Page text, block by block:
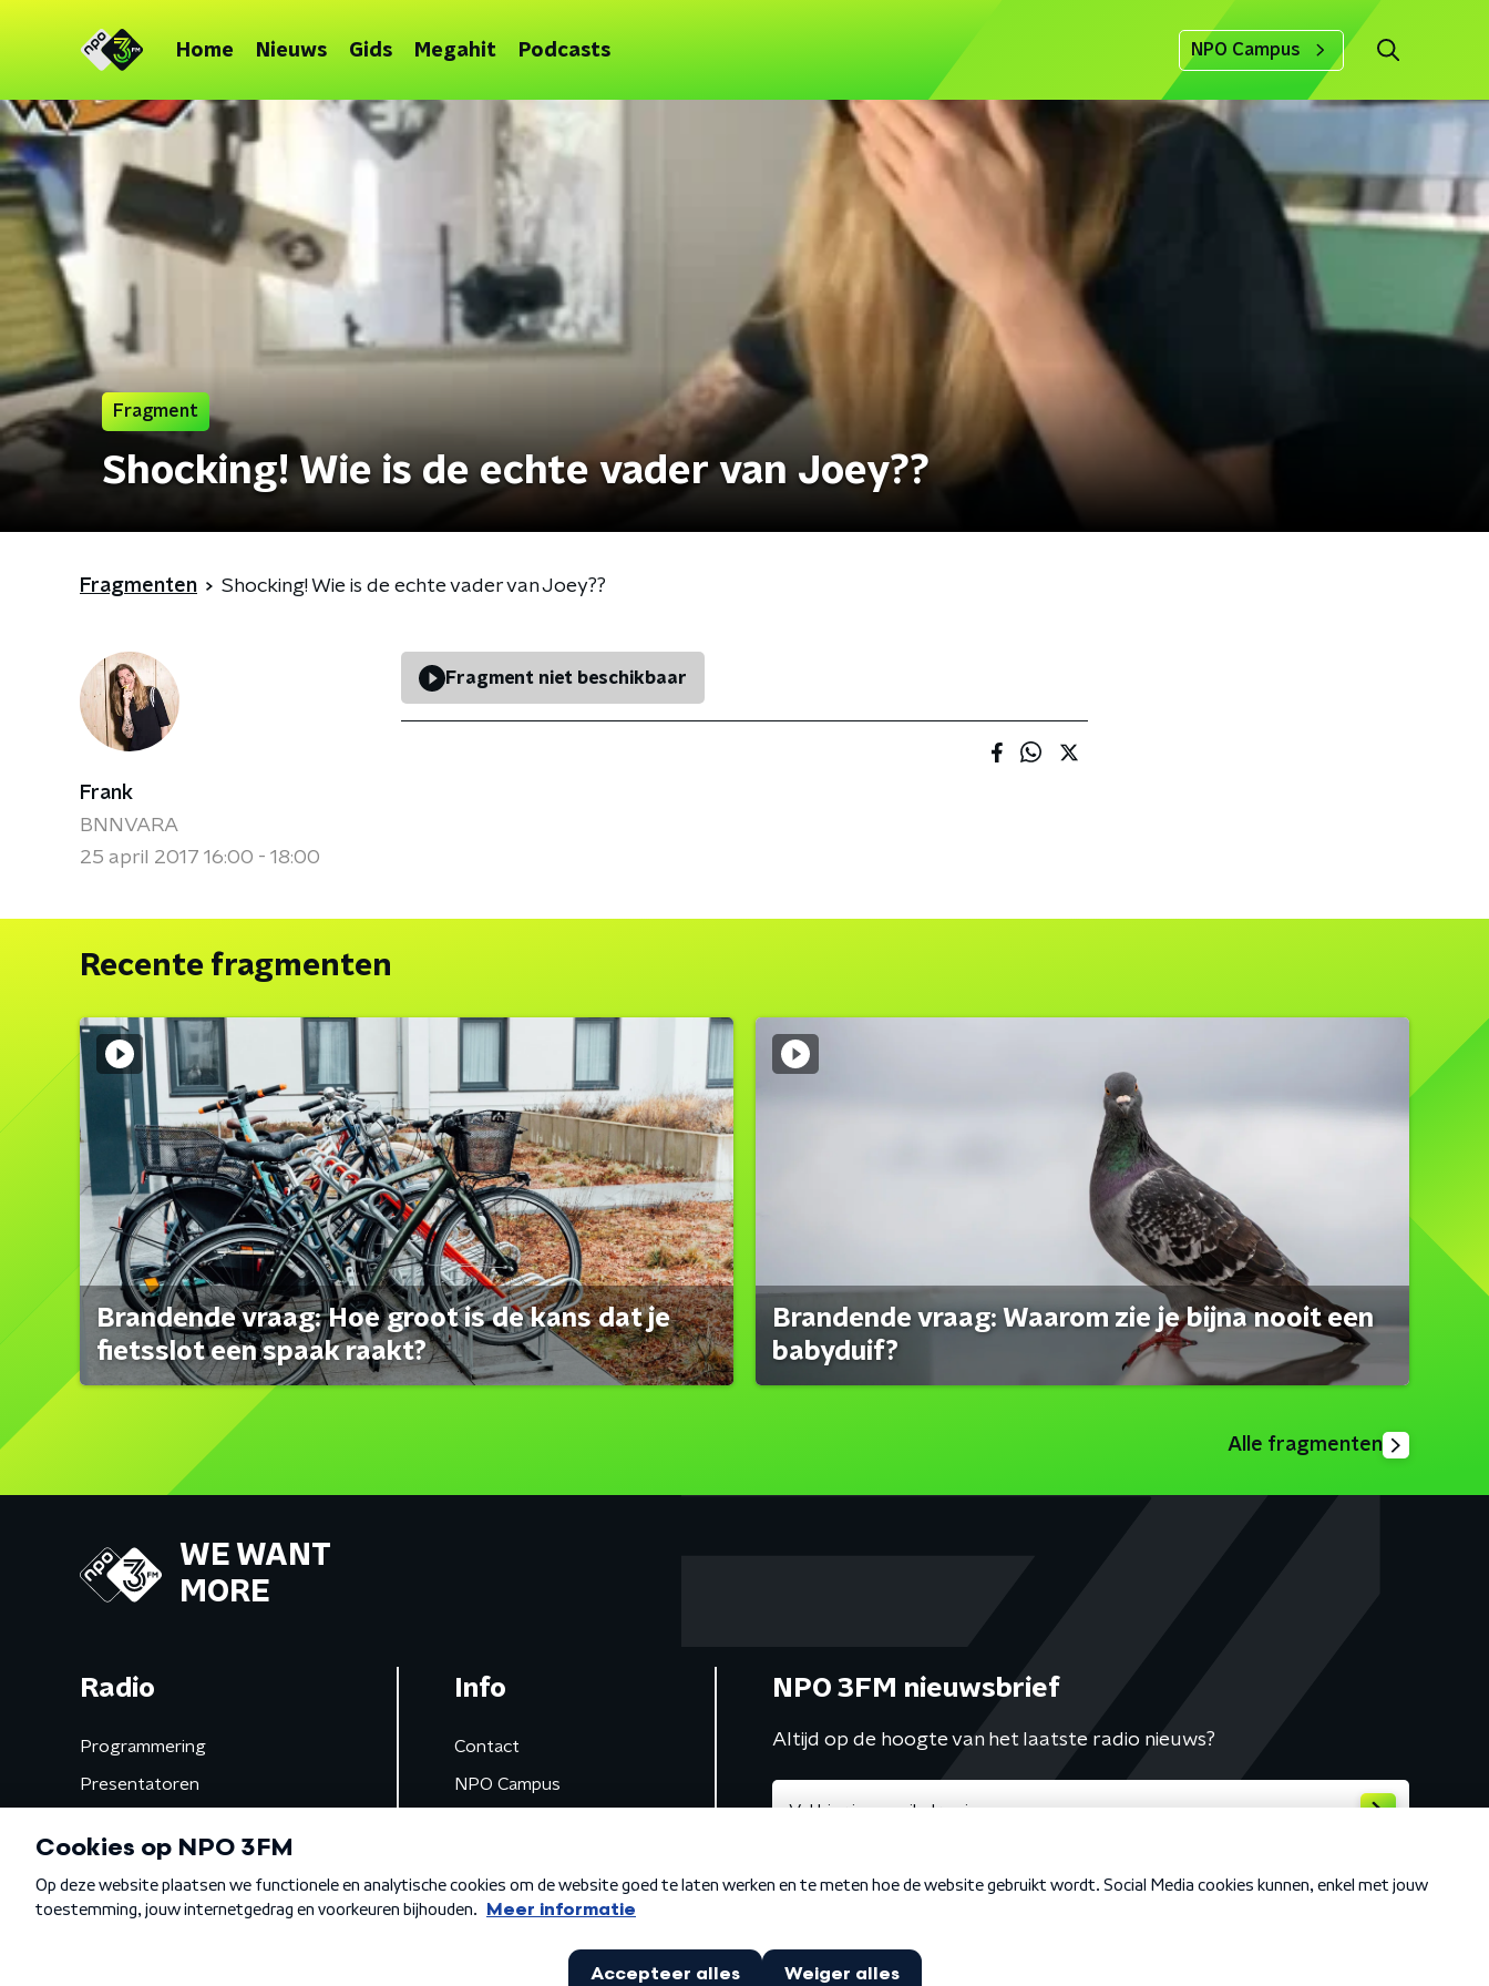
Home Nieuws Gids Megahit Podcasts NPO Campus
Fragment
Shocking! Wie is de echte vader van Joey??
Fragmenten Shocking! Wie is de echte vader van Joey??
Frank
BNNVARA
25 april 2017 16:00 - 18:00
Fragment niet beschikbaar
Recente fragmenten
Brandende vraag: Hoe groot is de kans dat je
fietsslot een spaak raakt?
Brandende vraag: Waarom zie je bijna nooit een
babyduif?
Alle fragmenten
WE WANT
MORE
Radio
Programmering
Presentatoren
Gemist
Info
Contact
NPO Campus
NPO 3FM nieuwsbrief
Altijd op de hoogte van het laatste radio nieuws?
Algemene voorwaarden Privacybeleid